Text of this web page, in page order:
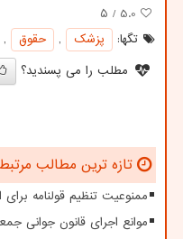
5.0 / ۵
تگها:
پزشك , حقوق ,
مطلب را می پسندید؟
تازه ترین مطالب
ممنوعیت تنظیم قولنامه برای
موانع اجرای قانون جوانی